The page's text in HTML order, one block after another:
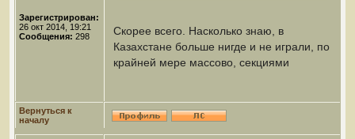
Зарегистрирован:
26 окт 2014, 19:21
Сообщения: 298
Скорее всего. Насколько знаю, в
Казахстане больше нигде и не играли, по
крайней мере массово, секциями
Вернуться к
началу